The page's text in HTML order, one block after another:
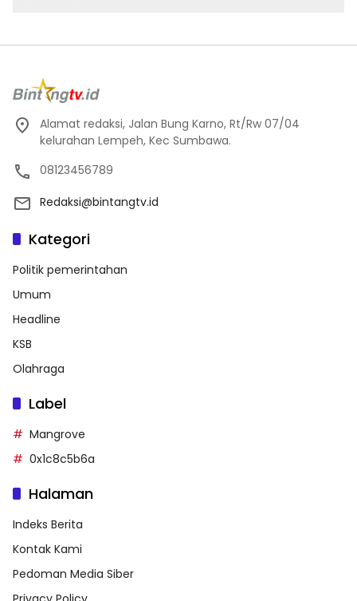
Alamat redaksi, Jalan Bung Karno, Rt/Rw 07/04
kelurahan Lempeh, Kec Sumbawa.
08123456789
Redaksi@bintangtv.id
Kategori
Politik pemerintahan
Umum
Headline
KSB
Olahraga
Label
Mangrove
0x1c8c5b6a
Halaman
Indeks Berita
Kontak Kami
Pedoman Media Siber